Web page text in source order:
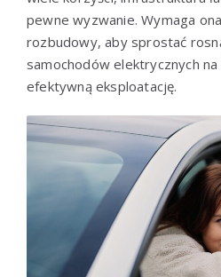
pewne wyzwanie. Wymaga
rozbudowy, aby sprostać
samochodów elektrycznych
efektywną eksploatację.